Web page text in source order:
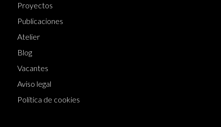
Proyectos
Publicaciones
Atelier
Blog
Vacantes
Aviso legal
Política de cookies